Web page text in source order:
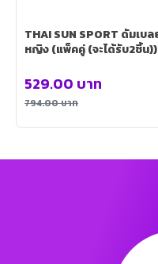
THAI SUN SPORT ดัมเบลยาง 2kg Dumbbells ดัมเบลล์ผู้
หญิง (แพ็คคู่ (จะได้รับ2ชิ้น))
794.00บาท
529.00 บาท